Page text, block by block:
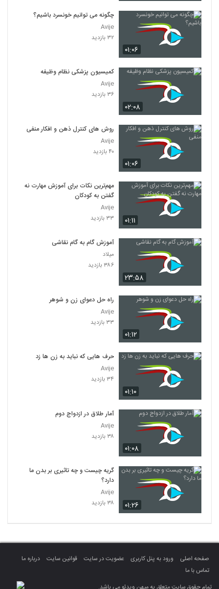
۰۱:۰۶
چگونه می توانیم خونسرد باشیم؟
Avije
۳۲ بازدید
۰۲:۰۸
کمیسیون پزشکی نظام وظیفه
Avije
۳۶ بازدید
۰۱:۰۶
روش های کنترل ذهن و افکار منفی
Avije
۴۰ بازدید
۰۱:۱۱
مهم‌ترین نکات برای آموزش مهارت نه
گفتن به کودکان
Avije
۳۳ بازدید
۲۳:۵۸
آموزش گام به گام نقاشی
میلاد
۳۸۶ بازدید
۰۱:۱۲
راه حل دعوای زن و شوهر
Avije
۳۳ بازدید
۰۱:۱۰
حرف هایی که نباید به زن ها زد
Avije
۳۴ بازدید
۰۱:۰۸
آمار طلاق در ازدواج دوم
Avije
۳۸ بازدید
۰۱:۲۶
گریه چیست و چه تاثیری بر بدن ما
دارد؟
Avije
۳۸ بازدید
صفحه اصلی ورود به پنل کاربری عضویت در سایت قوانین سایت
درباره ما
تماس با ما